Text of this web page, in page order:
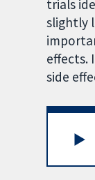
trials
slightly
effects.
side